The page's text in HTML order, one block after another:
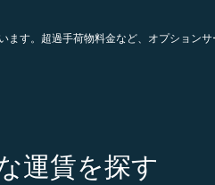
す。超過手荷物料金など、オプション
運賃を探す